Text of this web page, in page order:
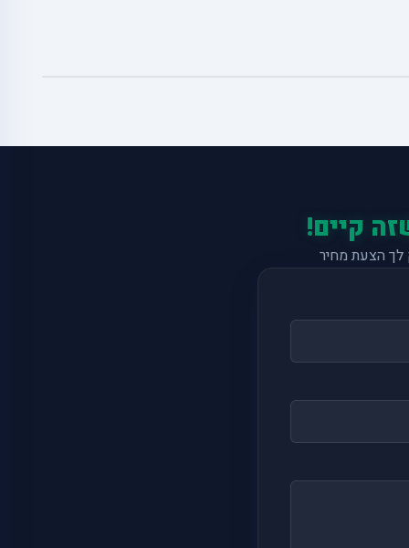
קיים!
הצעת מחיר